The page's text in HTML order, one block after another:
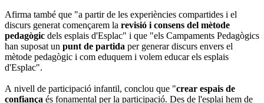
Afirma també que "a partir de les experiències compartides i el
discurs generat començarem la revisió i consens del mètode
pedagògic dels esplais d'Esplac" i que "els Campaments Pedagògics
han suposat un punt de partida per generar discurs envers el
mètode pedagògic i com eduquem i volem educar els esplais
d'Esplac".
A nivell de participació infantil, conclou que "crear espais de
confiança és fonamental per la participació. Des de l'esplai hem de